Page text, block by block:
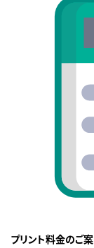
プリント料金のご